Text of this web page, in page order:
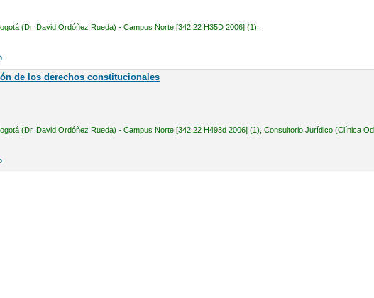
(Dr. David Ordóñez Rueda) - Campus Norte [342.22 H35D 2006] (1).
de los derechos constitucionales
(Dr. David Ordóñez Rueda) - Campus Norte [342.22 H493d 2006] (1), Consultorio Jurídico (Clínica